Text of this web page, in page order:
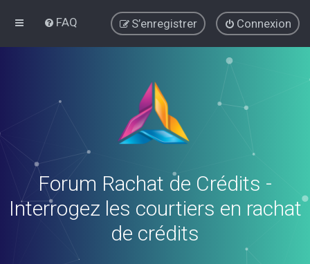
FAQ Connexion
S’enregistrer
Forum Rachat de Crédits -
Interrogez les courtiers en rachat
de crédits